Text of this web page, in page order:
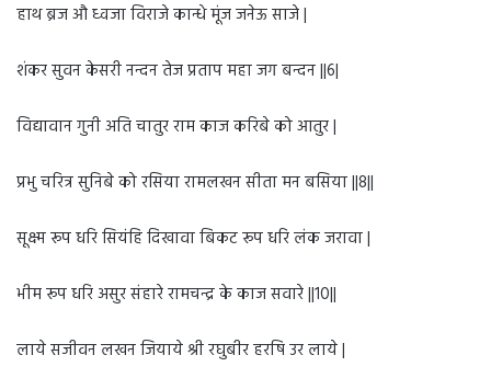
हाथ ब्रज औ ध्वजा विराजे कान्धे मूंज जनेऊ साजे |
शंकर सुवन केसरी नन्दन तेज प्रताप महा जग बन्दन ||6|
विद्यावान गुनी अति चातुर राम काज करिबे को आतुर |
प्रभु चरित्र सुनिबे को रसिया रामलखन सीता मन बसिया ||8||
सूक्ष्म रूप धरि सियंहि दिखावा बिकट रूप धरि लंक जरावा |
भीम रूप धरि असुर संहारे रामचन्द्र के काज सवारे ||10||
लाये सजीवन लखन जियाये श्री रघुबीर हरषि उर लाये |